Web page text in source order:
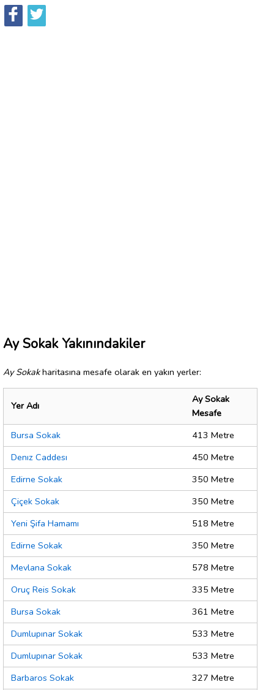
Ay Sokak Yakınındakiler
Ay Sokakharitasına mesafe olarak en yakın yerler:
Yer Adı
Ay Sokak
Mesafe
Bursa Sokak
413 Metre
Denız Caddesı
450 Metre
Edirne Sokak
350 Metre
Çiçek Sokak
350 Metre
Yeni Şifa Hamamı
518 Metre
Edirne Sokak
350 Metre
Mevlana Sokak
578 Metre
Oruç Reis Sokak
335 Metre
Bursa Sokak
361 Metre
Dumlupınar Sokak
533 Metre
Dumlupınar Sokak
533 Metre
Barbaros Sokak
327 Metre